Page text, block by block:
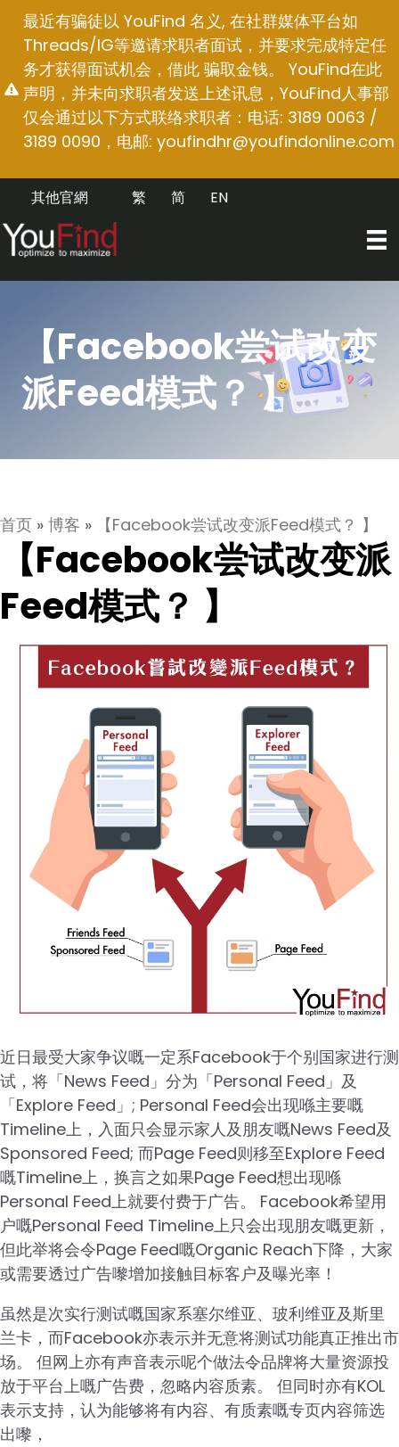
最近有骗徒以 YouFind 名义, 在社群媒体平台如
Threads/IG等邀请求职者面试，并要求完成特定任
务才获得面试机会，借此 骗取金钱。 YouFind在此
声明，并未向求职者发送上述讯息，YouFind人事部
仅会通过以下方式联络求职者：电话: 3189 0063 /
3189 0090，电邮: youfindhr@youfindonline.com
其他官網 EN
简
繁
【Facebook尝试改变
派Feed模式？ 】
首页 » 博客 » 【Facebook尝试改变派Feed模式？ 】
【Facebook尝试改变派
Feed模式？ 】
近日最受大家争议嘅一定系Facebook于个别国家进行测
试，将「News Feed」分为「Personal Feed」及
「Explore Feed」; Personal Feed会出现喺主要嘅
Timeline上，入面只会显示家人及朋友嘅News Feed及
Sponsored Feed; 而Page Feed则移至Explore Feed
嘅Timeline上，换言之如果Page Feed想出现喺
Personal Feed上就要付费于广告。 Facebook希望用
户嘅Personal Feed Timeline上只会出现朋友嘅更新，
但此举将会令Page Feed嘅Organic Reach下降，大家
或需要透过广告嚟增加接触目标客户及曝光率！
虽然是次实行测试嘅国家系塞尔维亚、玻利维亚及斯里
兰卡，而Facebook亦表示并无意将测试功能真正推出市
场。 但网上亦有声音表示呢个做法令品牌将大量资源投
放于平台上嘅广告费，忽略内容质素。 但同时亦有KOL
表示支持，认为能够将有内容、有质素嘅专页内容筛选
出嚟，